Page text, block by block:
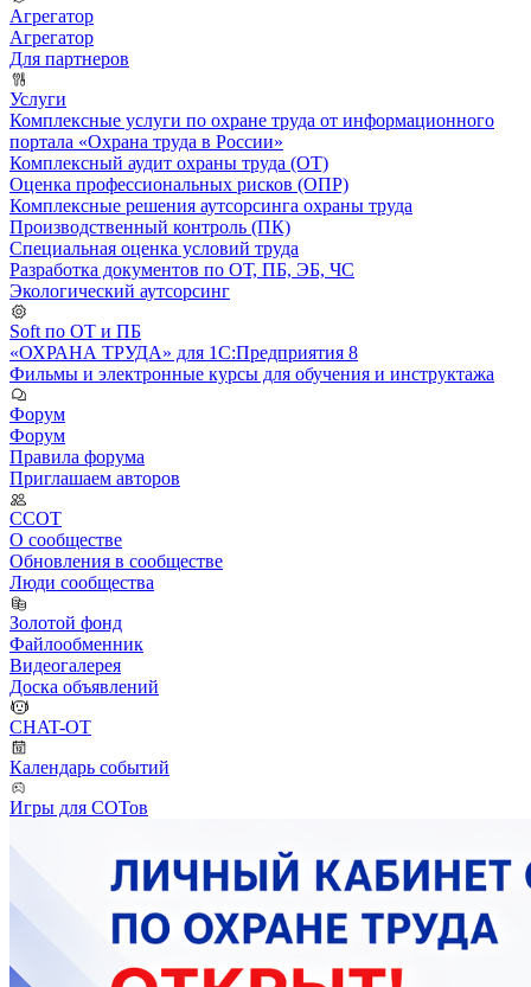
Агрегатор
Агрегатор
Для партнеров
Услуги
Комплексные услуги по охране труда от информационного
портала «Охрана труда в России»
Комплексный аудит охраны труда (ОТ)
Оценка профессиональных рисков (ОПР)
Комплексные решения аутсорсинга охраны труда
Производственный контроль (ПК)
Специальная оценка условий труда
Разработка документов по ОТ, ПБ, ЭБ, ЧС
Экологический аутсорсинг
Soft по ОТ и ПБ
«ОХРАНА ТРУДА» для 1С:Предприятия 8
Фильмы и электронные курсы для обучения и инструктажа
Форум
Форум
Правила форума
Приглашаем авторов
ССОТ
О сообществе
Обновления в сообществе
Люди сообщества
Золотой фонд
Файлообменник
Видеогалерея
Доска объявлений
CHAT-OT
Календарь событий
Игры для СОТов